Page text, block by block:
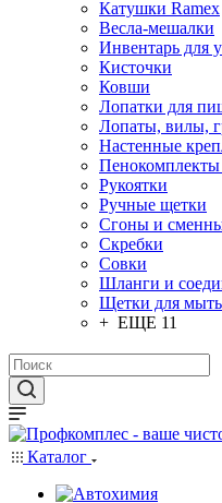
Катушки Ramex
Весла-мешалки
Инвентарь для
Кисточки
Ковши
Лопатки для
Лопаты, вилы,
Настенные
Пенокомплекты
Рукоятки
Ручные щетки
Сгоны и
Скребки
Совки
Шланги и
Щетки для
+ ЕЩЕ 11
Каталог